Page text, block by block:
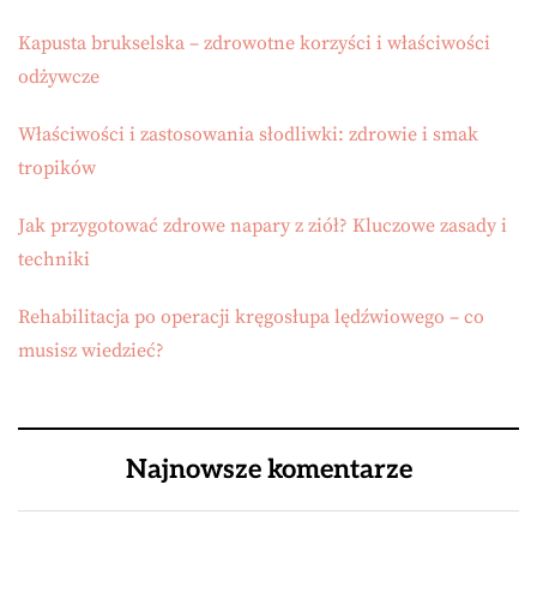
Kapusta brukselska – zdrowotne korzyści i właściwości
odżywcze
Właściwości i zastosowania słodliwki: zdrowie i smak
tropików
Jak przygotować zdrowe napary z ziół? Kluczowe zasady i
techniki
Rehabilitacja po operacji kręgosłupa lędźwiowego – co
musisz wiedzieć?
Najnowsze komentarze